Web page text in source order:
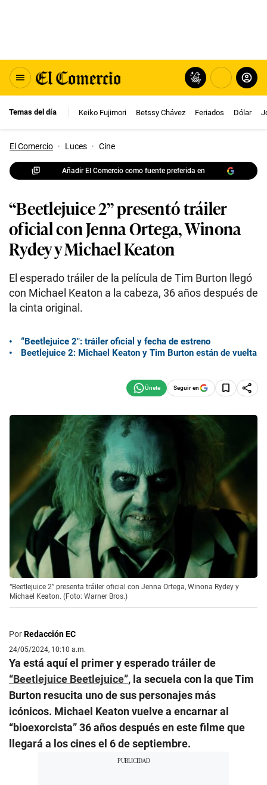
Temas del día Keiko Fujimori Betssy Chávez Feriados Dólar
El Comercio · Luces · Cine
Añadir El Comercio como fuente preferida en
“Beetlejuice 2” presentó tráiler
oficial con Jenna Ortega, Winona
Rydey y Michael Keaton
El esperado tráiler de la película de Tim Burton llegó
con Michael Keaton a la cabeza, 36 años después de
la cinta original.
“Beetlejuice 2″: tráiler oficial y fecha de estreno
Beetlejuice 2: Michael Keaton y Tim Burton están de vuelta
Seguir en
“Beetlejuice 2” presenta tráiler oficial con Jenna Ortega, Winona Rydey y
Michael Keaton. (Foto: Warner Bros.)
PorRedacción EC
24/05/2024, 10:10 a.m.
Ya está aquí el primer y esperado tráiler de
“Beetlejuice Beetlejuice”, la secuela con la que Tim
Burton resucita uno de sus personajes más
icónicos. Michael Keaton vuelve a encarnar al
“bioexorcista” 36 años después en este filme que
llegará a los cines el 6 de septiembre.